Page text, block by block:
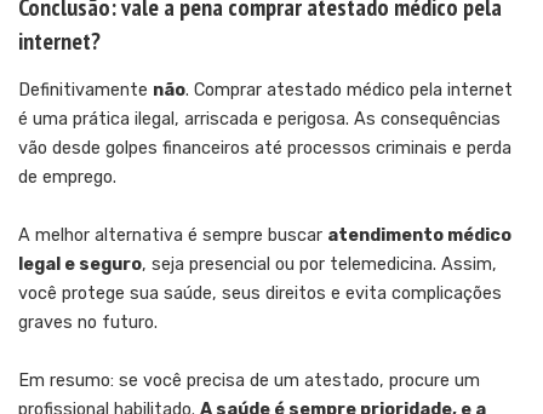
Conclusão: vale a pena comprar atestado médico pela
internet?
Definitivamente não. Comprar atestado médico pela internet
é uma prática ilegal, arriscada e perigosa. As consequências
vão desde golpes financeiros até processos criminais e perda
de emprego.
A melhor alternativa é sempre buscar atendimento médico
legal e seguro, seja presencial ou por telemedicina. Assim,
você protege sua saúde, seus direitos e evita complicações
graves no futuro.
Em resumo: se você precisa de um atestado, procure um
profissional habilitado. A saúde é sempre prioridade, e a